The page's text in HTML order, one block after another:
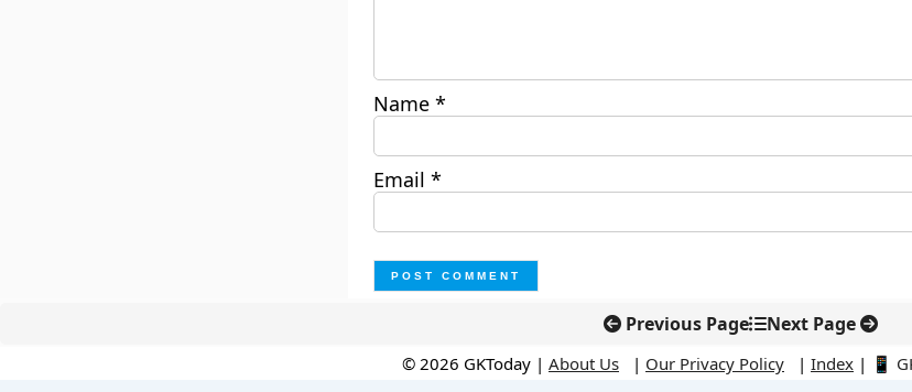
Name *
Email *
Previous Page Next Page
© 2026 GKToday | About Us | Our Privacy Policy | Index | 📱